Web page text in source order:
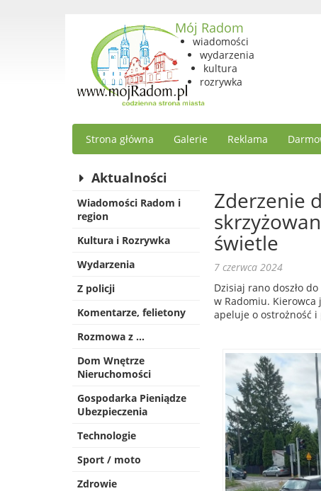
Mój Radom
wiadomości
wydarzenia
kultura
rozrywka
Strona główna Galerie Reklama
Aktualności
Wiadomości Radom i
region
Kultura i Rozrywka
Wydarzenia
Z policji
Komentarze, felietony
Rozmowa z …
Dom Wnętrze
Nieruchomości
Gospodarka Pieniądze
Ubezpieczenia
Technologie
Sport / moto
Zdrowie
Zderzenie
świetle
7 czerwca 2024
Dzisiaj rano doszło
w Radomiu. Kierowca
apeluje o ostrożność